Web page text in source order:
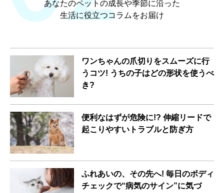
あなたのペットの成長や季節に沿った
生活に役立つコラムをお届け
ワンちゃんの爪切りをスムーズに行
うコツ! うちの子はどの形状を使うべ
き?
便利なはずが危険に!? 伸縮リードで
起こりやすいトラブルと防ぎ方
ふれあいの、その先へ! 毎日のボディ
チェックで“病気のサイン”に気づ